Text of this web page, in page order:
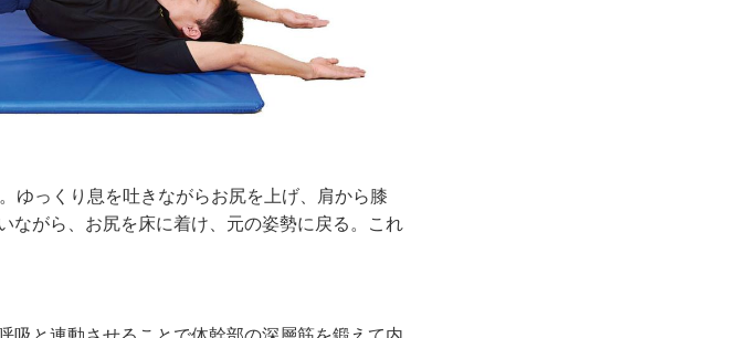
ゆっくり息を吐きながらお尻を上げ、肩から膝
ながら、お尻を床に着け、元の姿勢に戻る。これ